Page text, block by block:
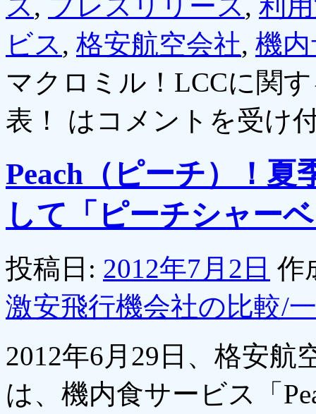
ス, プレスリリース, 利
ビス, 格安航空会社, 機
マクロミル！LCCに関
表！ は コメントを受け
Peach（ピーチ）！夏
して「ピーチシャー
投稿日: 2012年7月2日 作
激安飛行機会社の比較/
2012年6月29日、格安航
は、機内食サービス「